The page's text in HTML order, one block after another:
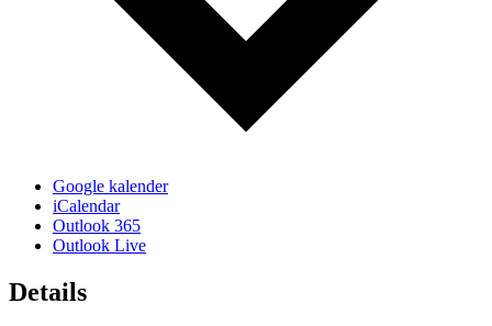
Google kalender
iCalendar
Outlook 365
Outlook Live
Details